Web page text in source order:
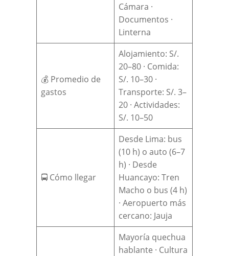
Cámara ·
Documentos ·
Linterna
💰 Promedio de
gastos
Alojamiento: S/.
20–80 · Comida:
S/. 10–30 ·
Transporte: S/. 3–
20 · Actividades:
S/. 10–50
🚍 Cómo llegar
Desde Lima: bus
(10 h) o auto (6–7
h) · Desde
Huancayo: Tren
Macho o bus (4 h)
· Aeropuerto más
cercano: Jauja
Mayoría quechua
hablante · Cultura